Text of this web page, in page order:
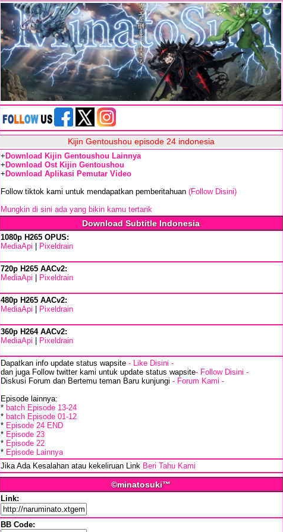
Kijin Gentoushou episode 24 indonesia
+ Download Kijin Gentoushou Lainnya
+ Download Ost Kijin Gentoushou
+ Download Aplikasi Pemutar Video
Follow tiktok kami untuk mendapatkan pemberitahuan (Follow Disini)
Mungkin di sini ada yang bikin kamu tertarik
Download Subtitle Indonesia
1080p H265 OPUS:
MediaApi
Pixeldrain
720p H265 AACv2:
MediaApi
Pixeldrain
480p H265 AACv2:
MediaApi
Pixeldrain
360p H264 AACv2:
MediaApi
Pixeldrain
Dapatkan info update status wapsite - Like Disini -
dan juga Follow twitter kami untuk update status wapsite- Follow Disini -
Diskusi Forum dan Bertemu teman Baru kunjungi - Forum Kami -
Episode lainnya:
* batch Episode 13-24
* batch Episode 01-12
* Episode 24 END
* Episode 23
* Episode 22
* Episode Lainnya
Jika Ada Kesalahan atau kekeliruan Link Beri Tahu Kami
©minatosuki™
Link:
BB Code: